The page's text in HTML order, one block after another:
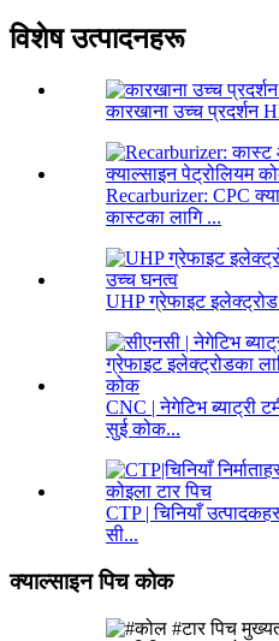
विशेष उत्पादनहरू
कारखाना उच्च प्रदर्शन
Recarburizer: CPC
कास्टका लागि ...
UHP ग्रेफाइट इलेक्ट्रोड
CNC | नेगेटिभ ब्याट्री
सुई कोक...
CTP | चिनियाँ
सी...
क्याल्साइन पिच कोक